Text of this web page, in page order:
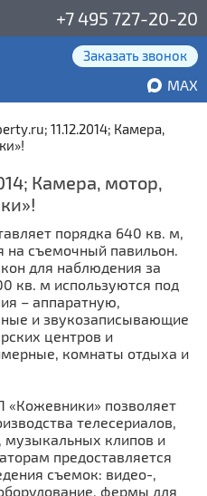
+7 495 727-20-20
Заказать звонок
MAX
11.12.2014; Камера,
Камера, мотор,
порядка 640 кв. м,
на съемочный павильон.
для наблюдения за
кв. м используются под
– аппаратную,
и звукозаписывающие
центров и
комнаты отдыха и
«Кожевники» позволяет
телесериалов,
клипов и
предоставляется
съемок: видео-,
фермы для